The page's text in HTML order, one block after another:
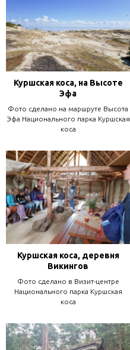
Куршская коса, на Высоте
Эфа
Фото сделано на маршруте Высота
Эфа Национального парка Куршская
коса
Куршская коса, деревня
Викингов
Фото сделано в Визит-центре
Национального парка Куршская
коса